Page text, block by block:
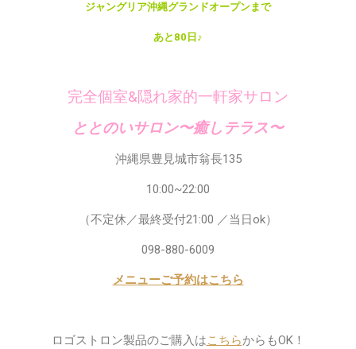
ジャングリア沖縄グランドオープンまで
あと80日♪
完全個室&隠れ家的一軒家サロン
ととのいサロン〜癒しテラス〜
沖縄県豊見城市翁長135
10:00~22:00
（不定休／最終受付21:00 ／当日ok）
098-880-6009
メニューご予約はこちら
ロゴストロン製品のご購入はこちらからもOK！